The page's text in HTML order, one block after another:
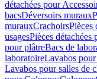
détachées pour
bacsDéversoirs muraux
murauxCrachoirsPièces
usagesPièces
pour plâtreBacs de
laboratoireLavabos pour
Lavabos pour salles de